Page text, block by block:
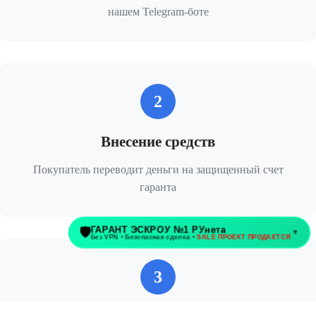
нашем Telegram-боте
2
Внесение средств
Покупатель переводит деньги на защищенный счет
гаранта
3